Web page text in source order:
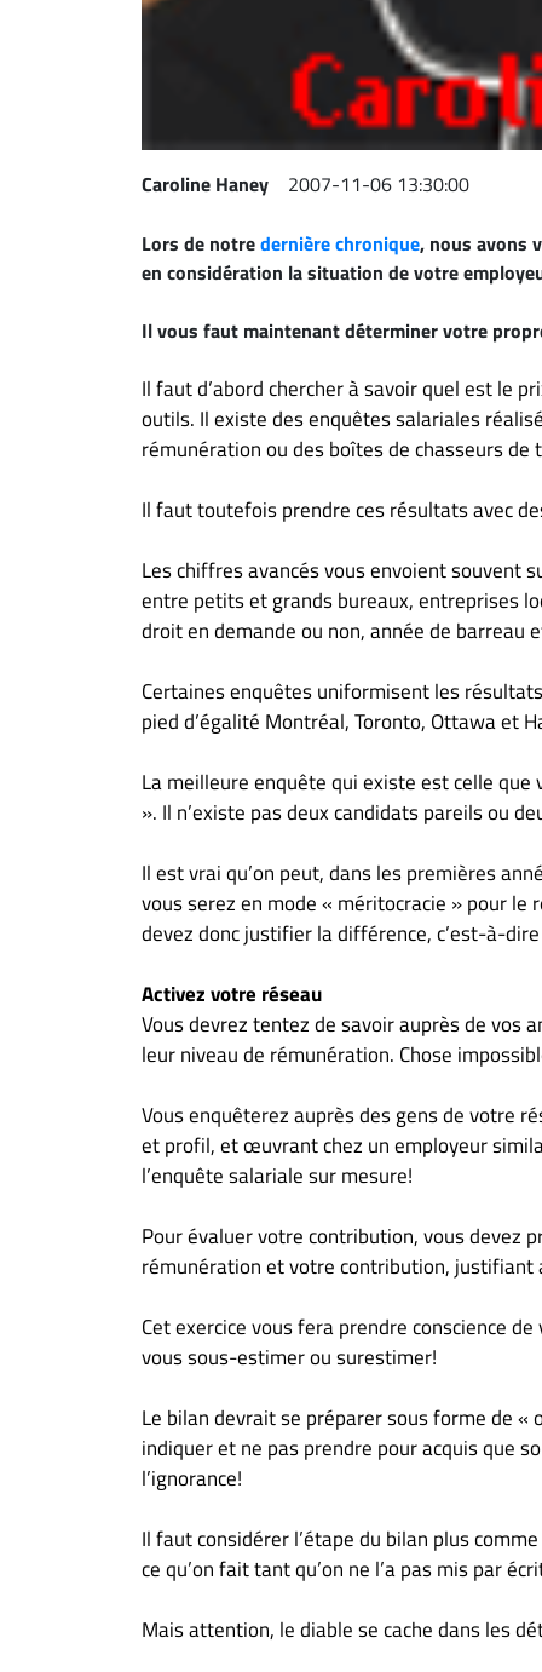
Caroline Haney 2007-11-06 13:30:00
Lors de notredernière chronique, nous avons
en considération la situation de votre
Il vous faut maintenant déterminer votre
Il faut d’abord chercher à savoir quel est le
outils. Il existe des enquêtes salariales
rémunération ou des boîtes de chasseurs de
Il faut toutefois prendre ces résultats avec
Les chiffres avancés vous envoient souvent
entre petits et grands bureaux, entreprises
droit en demande ou non, année de barreau
Certaines enquêtes uniformisent les
pied d’égalité Montréal, Toronto, Ottawa et
La meilleure enquête qui existe est celle
». Il n’existe pas deux candidats pareils ou
Il est vrai qu’on peut, dans les premières
vous serez en mode « méritocracie » pour le
devez donc justifier la différence, c’est-à-
Activez votre réseau
Vous devrez tentez de savoir auprès de vos
leur niveau de rémunération. Chose
Vous enquêterez auprès des gens de votre
et profil, et œuvrant chez un employeur
l’enquête salariale sur mesure!
Pour évaluer votre contribution, vous devez
rémunération et votre contribution, justifiant
Cet exercice vous fera prendre conscience
vous sous-estimer ou surestimer!
Le bilan devrait se préparer sous forme de
indiquer et ne pas prendre pour acquis que
l’ignorance!
Il faut considérer l’étape du bilan plus
ce qu’on fait tant qu’on ne l’a pas mis par
Mais attention, le diable se cache dans les